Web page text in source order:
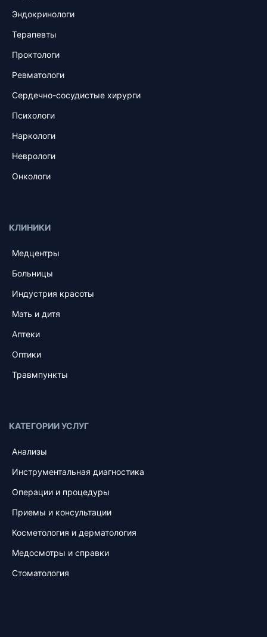
Эндокринологи
Терапевты
Проктологи
Ревматологи
Сердечно-сосудистые хирурги
Психологи
Наркологи
Неврологи
Онкологи
КЛИНИКИ
Медцентры
Больницы
Индустрия красоты
Мать и дитя
Аптеки
Оптики
Травмпункты
КАТЕГОРИИ УСЛУГ
Анализы
Инструментальная диагностика
Операции и процедуры
Приемы и консультации
Косметология и дерматология
Медосмотры и справки
Стоматология